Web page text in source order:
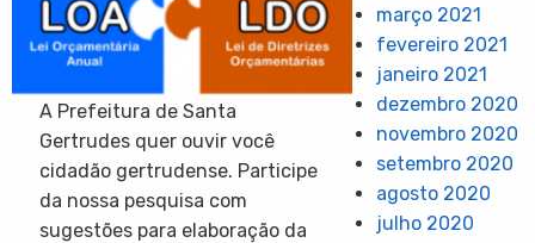
A Prefeitura de Santa
Gertrudes quer ouvir você
cidadão gertrudense. Participe
da nossa pesquisa com
sugestões para elaboração da
março 2021
fevereiro 2021
janeiro 2021
dezembro 2020
novembro 2020
setembro 2020
agosto 2020
julho 2020